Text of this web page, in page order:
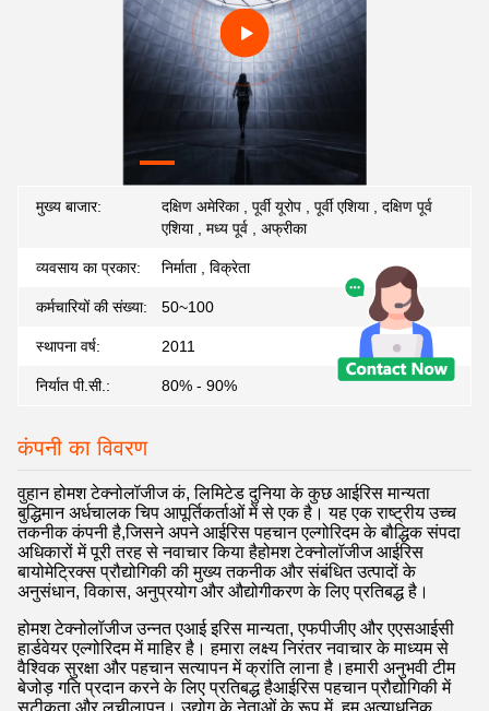
मुख्य बाजार:
दक्षिण अमेरिका , पूर्वी यूरोप , पूर्वी एशिया , दक्षिण पूर्व
एशिया , मध्य पूर्व , अफ्रीका
व्यवसाय का प्रकार: निर्माता , विक्रेता
कर्मचारियों की संख्या: 50~100
स्थापना वर्ष: 2011
निर्यात पी.सी.: 80% - 90%
कंपनी का विवरण
वुहान होमश टेक्नोलॉजीज कं, लिमिटेड दुनिया के कुछ आईरिस मान्यता
बुद्धिमान अर्धचालक चिप आपूर्तिकर्ताओं में से एक है। यह एक राष्ट्रीय उच्च
तकनीक कंपनी है,जिसने अपने आईरिस पहचान एल्गोरिदम के बौद्धिक संपदा
अधिकारों में पूरी तरह से नवाचार किया हैहोमश टेक्नोलॉजीज आईरिस
बायोमेट्रिक्स प्रौद्योगिकी की मुख्य तकनीक और संबंधित उत्पादों के
अनुसंधान, विकास, अनुप्रयोग और औद्योगीकरण के लिए प्रतिबद्ध है।
होमश टेक्नोलॉजीज उन्नत एआई इरिस मान्यता, एफपीजीए और एएसआईसी
हार्डवेयर एल्गोरिदम में माहिर है। हमारा लक्ष्य निरंतर नवाचार के माध्यम से
वैश्विक सुरक्षा और पहचान सत्यापन में क्रांति लाना है।हमारी अनुभवी टीम
बेजोड़ गति प्रदान करने के लिए प्रतिबद्ध हैआईरिस पहचान प्रौद्योगिकी में
सटीकता और लचीलापन। उद्योग के नेताओं के रूप में, हम अत्याधुनिक